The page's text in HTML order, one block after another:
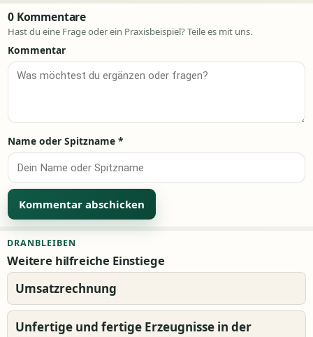
0 Kommentare
Hast du eine Frage oder ein Praxisbeispiel? Teile es mit uns.
Kommentar
Name oder Spitzname *
DRANBLEIBEN
Weitere hilfreiche Einstiege
Umsatzrechnung
Unfertige und fertige Erzeugnisse in der